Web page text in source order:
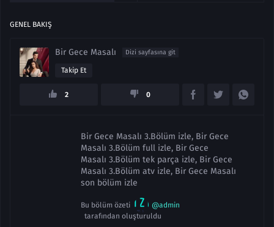
GENEL BAKIŞ
Bir Gece Masalı Dizi sayfasına git
Takip Et
2 0
Bir Gece Masalı 3.Bölüm izle, Bir Gece
Masalı 3.Bölüm full izle, Bir Gece
Masalı 3.Bölüm tek parça izle, Bir Gece
Masalı 3.Bölüm atv izle, Bir Gece Masalı
son bölüm izle
Bu bölüm özeti
@admin
tarafından oluşturuldu